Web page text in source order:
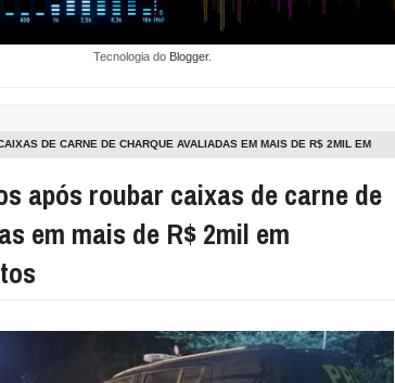
Tecnologia do Blogger.
DE CARNE DE CHARQUE AVALIADAS EM MAIS DE R$ 2MIL EM
após roubar caixas de carne de
em mais de R$ 2mil em